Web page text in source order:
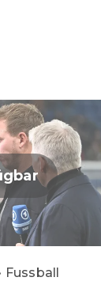
Fussball